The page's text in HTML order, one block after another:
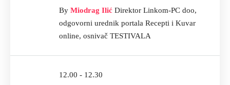
By Miodrag Ilić Direktor Linkom-PC doo,
odgovorni urednik portala Recepti i Kuvar
online, osnivač TESTIVALA
12.00 - 12.30